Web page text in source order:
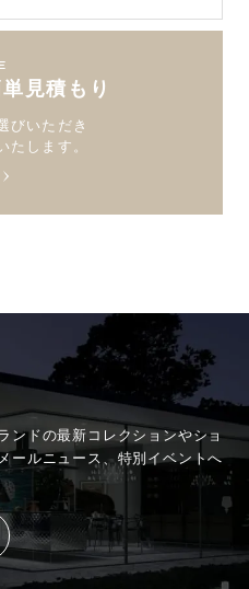
見積もり
びいただき
たします。
ンドの最新コレクションやショ
ールニュース、特別イベントへ